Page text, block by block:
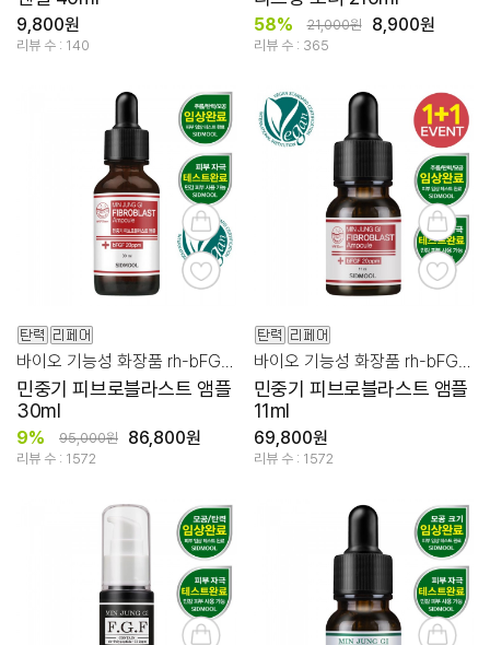
9,800원
리뷰 수 : 140
58% 21,000원 8,900원
리뷰 수 : 365
민중기 피브로블라스트 앰플
30ml
9% 95,000원 86,800원
리뷰 수 : 1572
민중기 피브로블라스트 앰플
11ml
69,800원
리뷰 수 : 1572